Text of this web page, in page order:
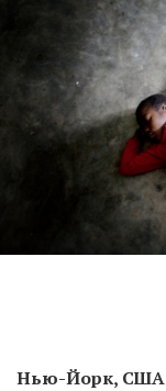
Нью-Йорк, США